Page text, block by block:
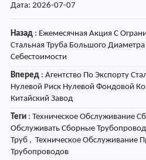
Дата: 2026-07-07
Назад: Ежемесячная Акция С
Стальная Труба Большого
Себестоимости
Вперед: Агентство По Экспорту
Нулевой Риск Нулевой Фондовой
Китайский Завод
Теги: Техническое Обслуживание
Обслуживать Сборные
Труб , Техническое Обслуживание
Трубопроводов